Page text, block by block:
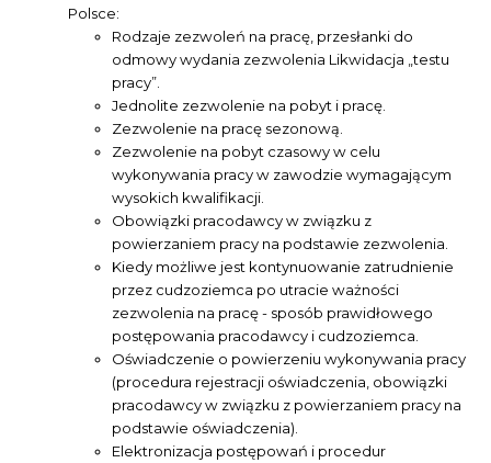
Polsce:
Rodzaje zezwoleń na pracę, przesłanki do
odmowy wydania zezwolenia Likwidacja „testu
pracy”.
Jednolite zezwolenie na pobyt i pracę.
Zezwolenie na pracę sezonową.
Zezwolenie na pobyt czasowy w celu
wykonywania pracy w zawodzie wymagającym
wysokich kwalifikacji.
Obowiązki pracodawcy w związku z
powierzaniem pracy na podstawie zezwolenia.
Kiedy możliwe jest kontynuowanie zatrudnienie
przez cudzoziemca po utracie ważności
zezwolenia na pracę - sposób prawidłowego
postępowania pracodawcy i cudzoziemca.
Oświadczenie o powierzeniu wykonywania pracy
(procedura rejestracji oświadczenia, obowiązki
pracodawcy w związku z powierzaniem pracy na
podstawie oświadczenia).
Elektronizacja postępowań i procedur